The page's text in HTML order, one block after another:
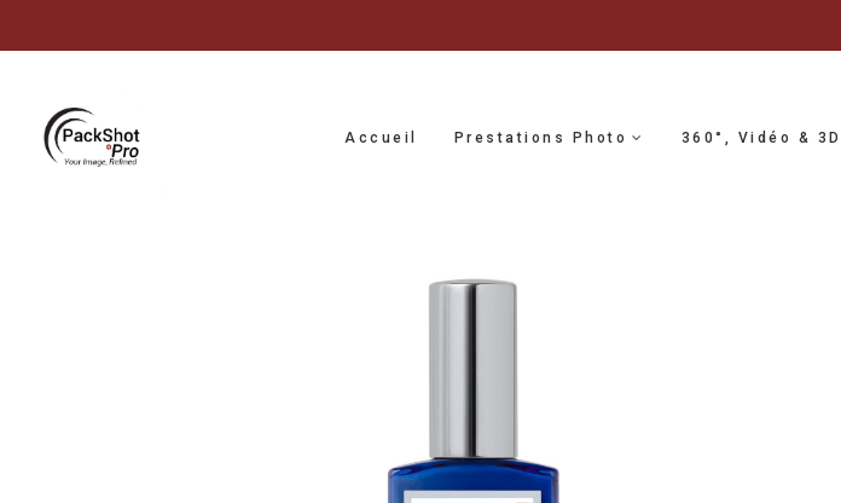
Accueil Prestations Photo 360°, Vidéo & 3D